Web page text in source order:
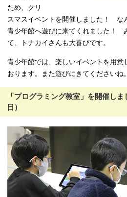
ため、クリ
スマスイベントを開催しました！ な
青少年館へ遊びに来てくれました！
て、トナカイさんも大喜びです。
青少年館では、楽しいイベントを用意
おります。また遊びにきてくださいね。
「プログラミング教室」を開催し
日）